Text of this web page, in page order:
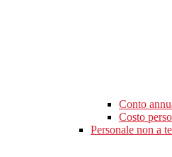
Conto
Costo
Personale non a